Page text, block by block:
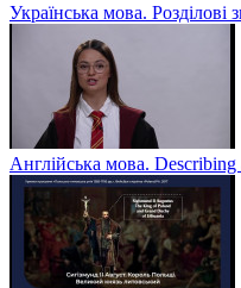
Українська мова. Розділові
Англійська мова.